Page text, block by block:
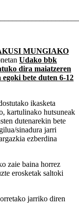
MUNGIAKO
Udako bbk
dira maiatzeren
bete duten 6-12
ikasketa
kartulinako hutsuneak
dutenarekin bete
sinadura jarri
ezberdina
zaie baina horrez
erosketak saltoki
jarriko diren